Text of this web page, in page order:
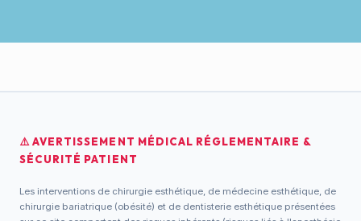
⚠️ AVERTISSEMENT MÉDICAL RÉGLEMENTAIRE &
SÉCURITÉ PATIENT
Les interventions de chirurgie esthétique, de médecine esthétique, de
chirurgie bariatrique (obésité) et de dentisterie esthétique présentées